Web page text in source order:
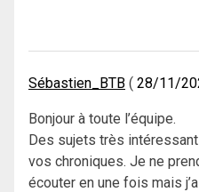
Sébastien_BTB 28/11/
Bonjour à toute l’équipe.
Des sujets très
vos chroniques. Je ne
écouter en une fois mais